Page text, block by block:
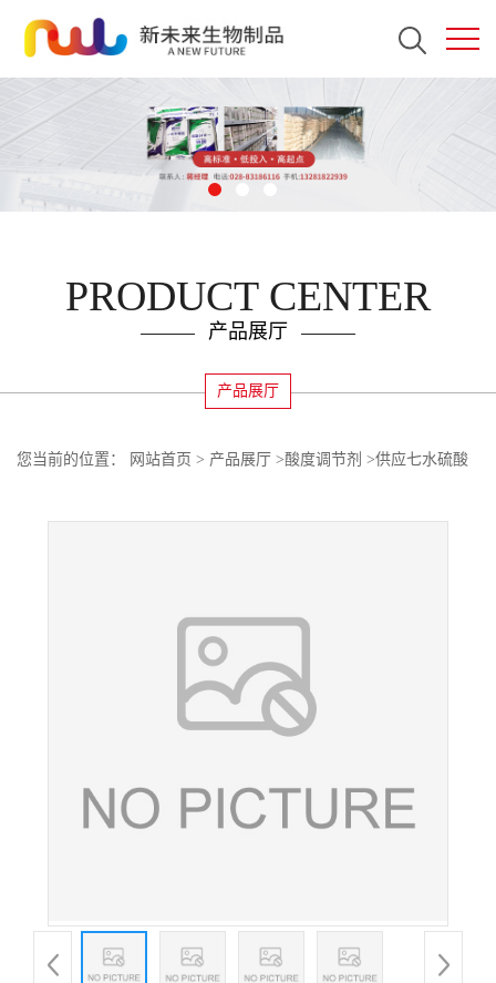
PRODUCT CENTER
产品展厅
产品展厅
您当前的位置： 网站首页 > 产品展厅 >酸度调节剂 >供应七水硫酸